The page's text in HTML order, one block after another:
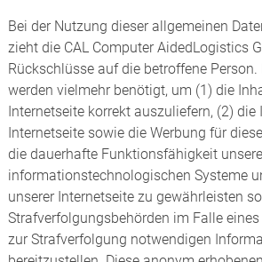
Bei der Nutzung dieser allgemeinen
zieht die CAL Computer AidedLogistics
Rückschlüsse auf die betroffene
werden vielmehr benötigt, um (1) die
Internetseite korrekt auszuliefern, (2) die
Internetseite sowie die Werbung für
die dauerhafte Funktionsfähigkeit
informationstechnologischen Systeme
unserer Internetseite zu gewährleisten
Strafverfolgungsbehörden im Falle
zur Strafverfolgung notwendigen